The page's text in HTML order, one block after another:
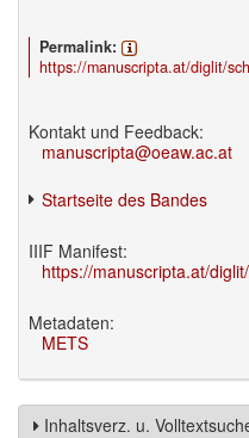
Permalink:
https://manuscripta.at/diglit/
Kontakt und Feedback:
manuscripta@oeaw.ac.at
Startseite des Bandes
IIIF Manifest:
https://manuscripta.at/
Metadaten:
METS
Inhaltsverz. u.